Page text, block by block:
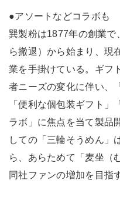
●アソートなどコラボも
巽製粉は1877年の創業で
ら撤退）から始まり、現
業を手掛けている。ギフ
者ニーズの変化に伴い、
「便利な個包装ギフト」
ラボ」に焦点を当て製品
しての「三輪そうめん」
ら、あらためて「麦坐（
同社ファンの増加を目指